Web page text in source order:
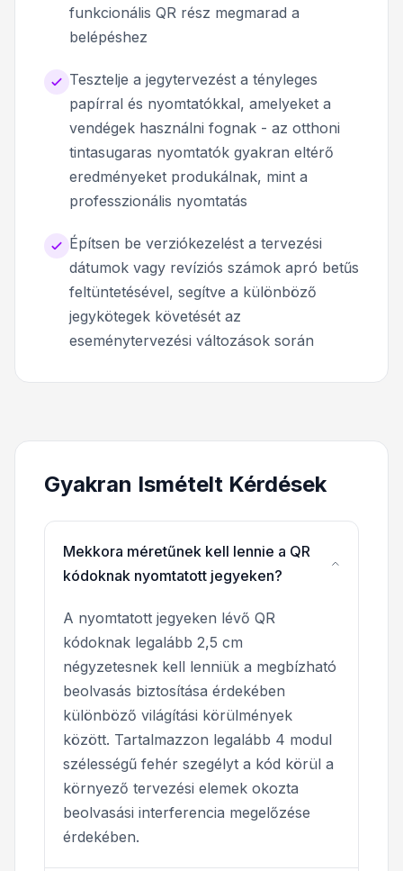
funkcionális QR rész megmarad a
belépéshez
Tesztelje a jegytervezést a tényleges
papírral és nyomtatókkal, amelyeket a
vendégek használni fognak - az otthoni
tintasugaras nyomtatók gyakran eltérő
eredményeket produkálnak, mint a
professzionális nyomtatás
Építsen be verziókezelést a tervezési
dátumok vagy revíziós számok apró betűs
feltüntetésével, segítve a különböző
jegykötegek követését az
eseménytervezési változások során
Gyakran Ismételt Kérdések
Mekkora méretűnek kell lennie a QR
kódoknak nyomtatott jegyeken?
A nyomtatott jegyeken lévő QR
kódoknak legalább 2,5 cm
négyzetesnek kell lenniük a megbízható
beolvasás biztosítása érdekében
különböző világítási körülmények
között. Tartalmazzon legalább 4 modul
szélességű fehér szegélyt a kód körül a
környező tervezési elemek okozta
beolvasási interferencia megelőzése
érdekében.